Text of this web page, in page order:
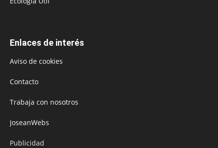
Enlaces de interés
Aviso de cookies
Contacto
Trabaja con nosotros
JoseanWebs
Publicidad